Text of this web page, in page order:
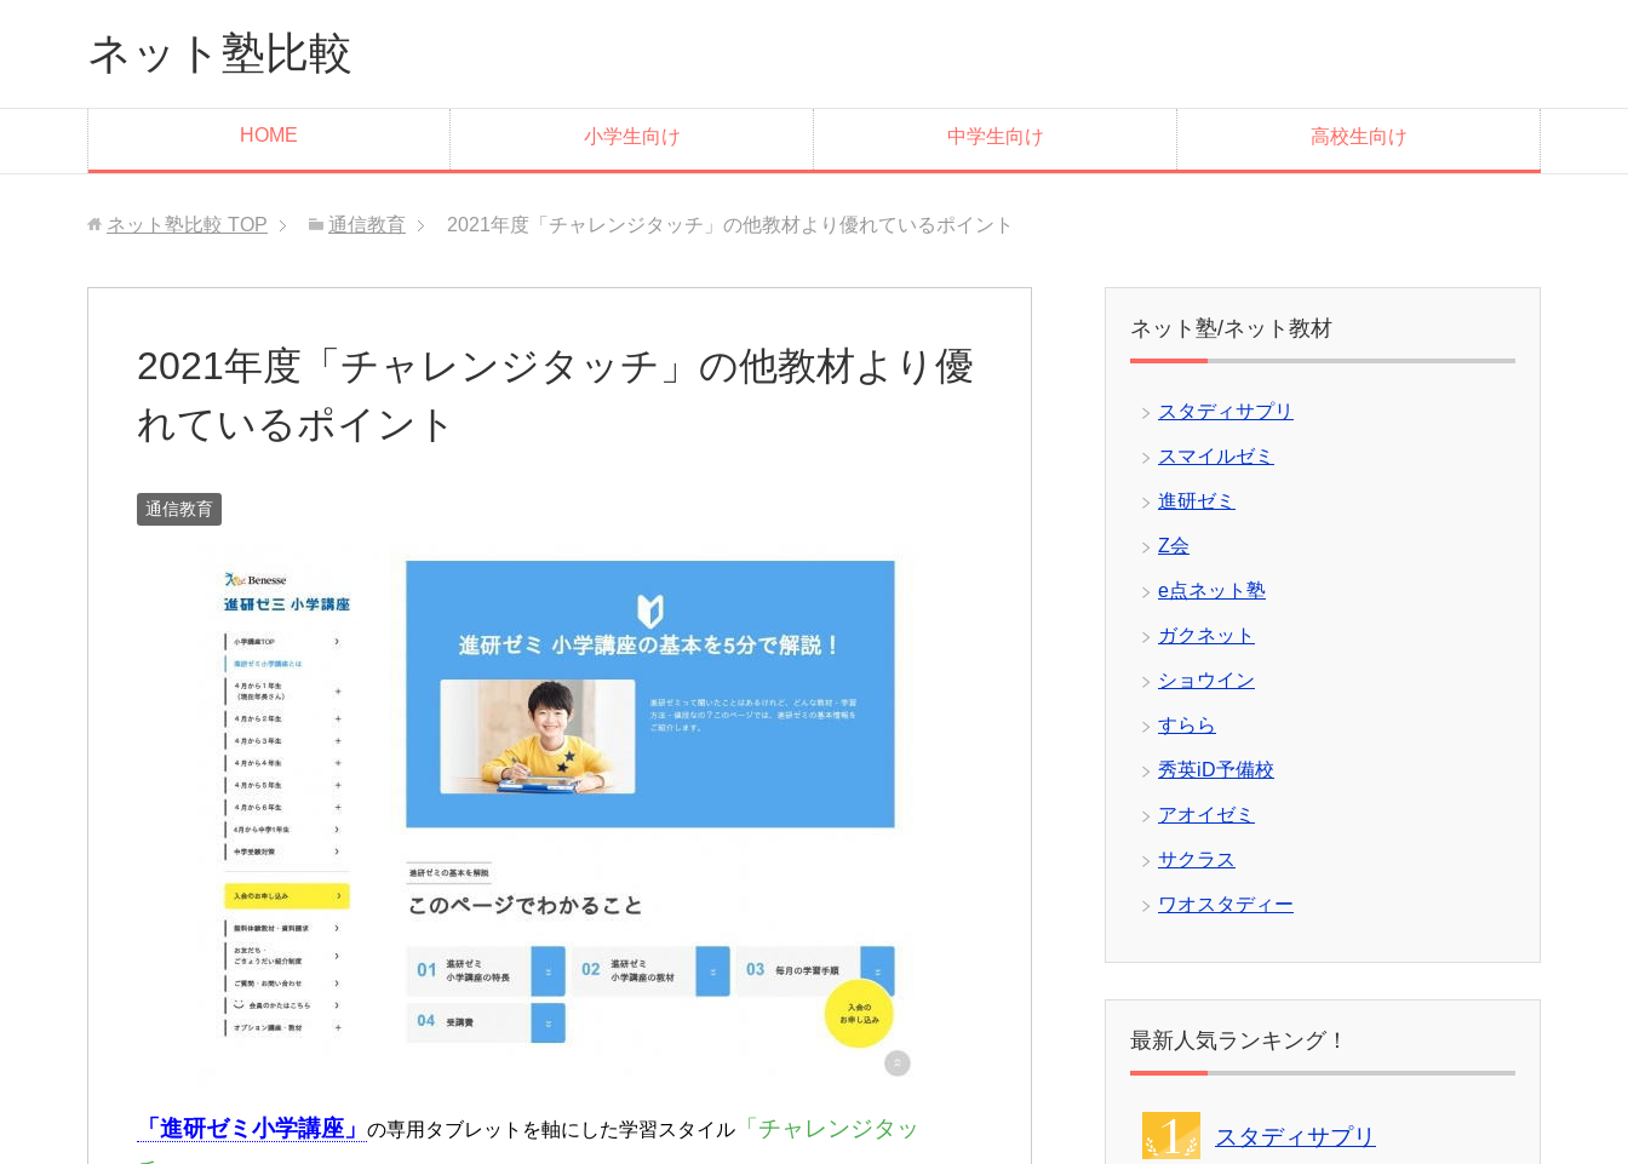
ネット塾比較
HOME 小学生向け 中学生向け 高校生向け
ネット塾比較 TOP 通信教育 2021年度「チャレンジタッチ」の他教材より優れているポイント
2021年度「チャレンジタッチ」の他教材より優
れているポイント
通信教育
「進研ゼミ小学講座」 の専用タブレットを軸にした学習スタイル
「チャレンジタッ
ネット塾/ネット教材
スタディサプリ
スマイルゼミ
進研ゼミ
Z会
e点ネット塾
ガクネット
ショウイン
すらら
秀英iD予備校
アオイゼミ
サクラス
ワオスタディー
最新人気ランキング！
スタディサプリ